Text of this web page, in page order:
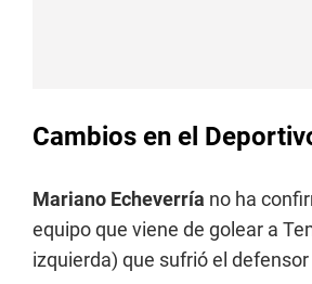
Cambios en el
Mariano Echeverría no ha
equipo que viene de golear a
izquierda) que sufrió el